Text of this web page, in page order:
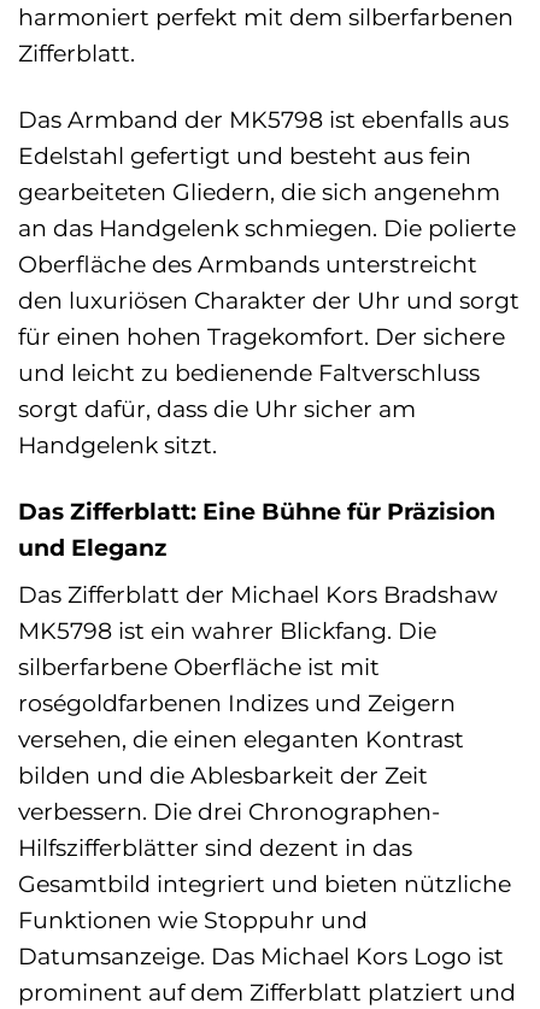
harmoniert perfekt mit dem silberfarbenen
Zifferblatt.
Das Armband der MK5798 ist ebenfalls aus
Edelstahl gefertigt und besteht aus fein
gearbeiteten Gliedern, die sich angenehm
an das Handgelenk schmiegen. Die polierte
Oberfläche des Armbands unterstreicht
den luxuriösen Charakter der Uhr und sorgt
für einen hohen Tragekomfort. Der sichere
und leicht zu bedienende Faltverschluss
sorgt dafür, dass die Uhr sicher am
Handgelenk sitzt.
Das Zifferblatt: Eine Bühne für Präzision
und Eleganz
Das Zifferblatt der Michael Kors Bradshaw
MK5798 ist ein wahrer Blickfang. Die
silberfarbene Oberfläche ist mit
roségoldfarbenen Indizes und Zeigern
versehen, die einen eleganten Kontrast
bilden und die Ablesbarkeit der Zeit
verbessern. Die drei Chronographen-
Hilfszifferblätter sind dezent in das
Gesamtbild integriert und bieten nützliche
Funktionen wie Stoppuhr und
Datumsanzeige. Das Michael Kors Logo ist
prominent auf dem Zifferblatt platziert und